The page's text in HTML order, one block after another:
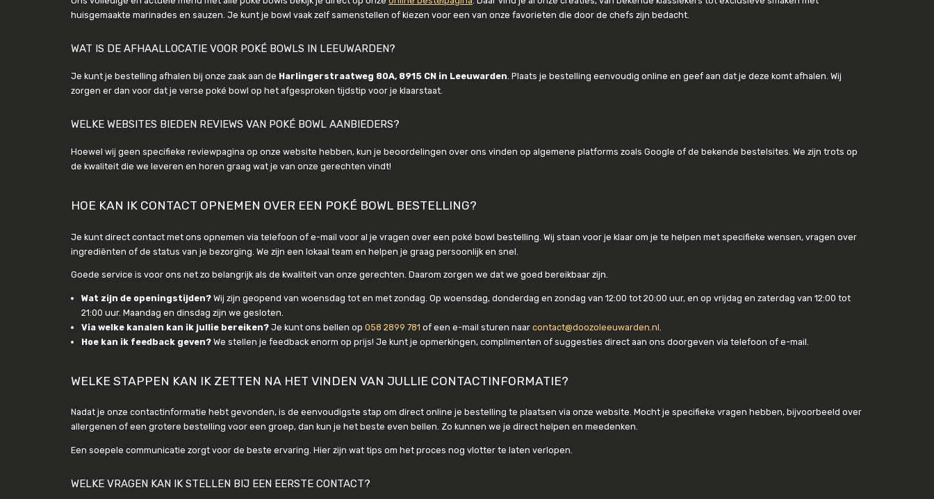
huisgemaakte marinades en sauzen. Je kunt je bowl vaak zelf samenstellen of kiezen voor een van onze favorieten die door de chefs zijn bedacht.
WAT IS DE AFHAALLOCATIE VOOR POKÉ BOWLS IN LEEUWARDEN?
Je kunt je bestelling afhalen bij onze zaak aan de Harlingerstraatweg 80A, 8915 CN in Leeuwarden. Plaats je bestelling eenvoudig online en geef aan dat je deze komt afhalen. Wij
zorgen er dan voor dat je verse poké bowl op het afgesproken tijdstip voor je klaarstaat.
WELKE WEBSITES BIEDEN REVIEWS VAN POKÉ BOWL AANBIEDERS?
Hoewel wij geen specifieke reviewpagina op onze website hebben, kun je beoordelingen over ons vinden op algemene platforms zoals Google of de bekende bestelsites. We zijn trots op
de kwaliteit die we leveren en horen graag wat je van onze gerechten vindt!
HOE KAN IK CONTACT OPNEMEN OVER EEN POKÉ BOWL BESTELLING?
Je kunt direct contact met ons opnemen via telefoon of e-mail voor al je vragen over een poké bowl bestelling. Wij staan voor je klaar om je te helpen met specifieke wensen, vragen over
ingrediënten of de status van je bezorging. We zijn een lokaal team en helpen je graag persoonlijk en snel.
Goede service is voor ons net zo belangrijk als de kwaliteit van onze gerechten. Daarom zorgen we dat we goed bereikbaar zijn.
Wat zijn de openingstijden? Wij zijn geopend van woensdag tot en met zondag. Op woensdag, donderdag en zondag van 12:00 tot 20:00 uur, en op vrijdag en zaterdag van 12:00 tot
21:00 uur. Maandag en dinsdag zijn we gesloten.
Via welke kanalen kan ik jullie bereiken? Je kunt ons bellen op 058 2899 781 of een e-mail sturen naar contact@doozoleeuwarden.nl
Hoe kan ik feedback geven? We stellen je feedback enorm op prijs! Je kunt je opmerkingen, complimenten of suggesties direct aan ons doorgeven via telefoon of e-mail.
WELKE STAPPEN KAN IK ZETTEN NA HET VINDEN VAN JULLIE CONTACTINFORMATIE?
Nadat je onze contactinformatie hebt gevonden, is de eenvoudigste stap om direct online je bestelling te plaatsen via onze website. Mocht je specifieke vragen hebben, bijvoorbeeld over
allergenen of een grotere bestelling voor een groep, dan kun je het beste even bellen. Zo kunnen we je direct helpen en meedenken.
Een soepele communicatie zorgt voor de beste ervaring. Hier zijn wat tips om het proces nog vlotter te laten verlopen.
WELKE VRAGEN KAN IK STELLEN BIJ EEN EERSTE CONTACT?